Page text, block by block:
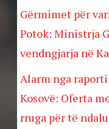
Gërmimet për
Potok: Ministrja
vendngjarja në
Alarm nga
Kosovë: Oferta
rruga për të